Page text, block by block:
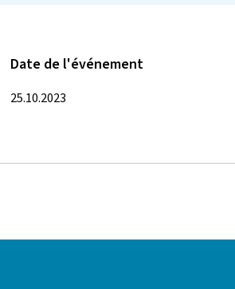
Date de l'événement
25.10.2023